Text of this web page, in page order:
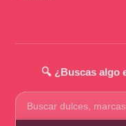
🔍 ¿Buscas algo
Buscar
productos